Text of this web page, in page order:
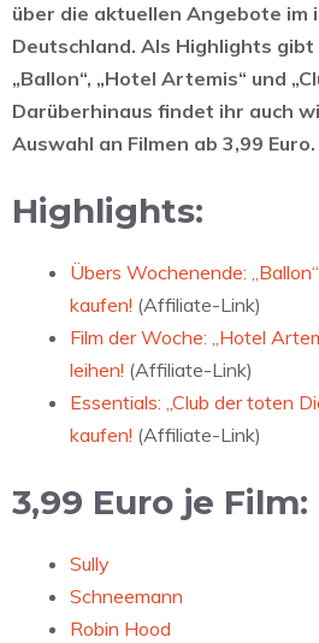
über die aktuellen Angebote im
Deutschland. Als Highlights
„Ballon“, „Hotel Artemis“ und
Darüberhinaus findet ihr auch
Auswahl an Filmen ab 3,99 Euro.
Highlights:
Übers Wochenende:
kaufen! (Affiliate-Link)
Film der Woche: „Hotel
leihen! (Affiliate-Link)
Essentials: „Club der toten
kaufen! (Affiliate-Link)
3,99 Euro je Film:
Sully
Schneemann
Robin Hood